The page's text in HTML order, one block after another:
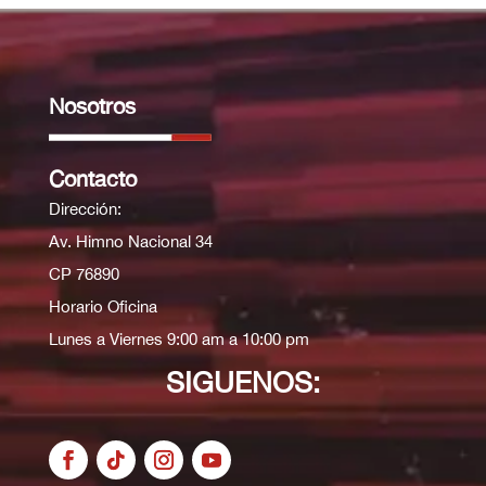
Nosotros
Contacto
Dirección:
Av. Himno Nacional 34
CP 76890
Horario Oficina
Lunes a Viernes 9:00 am a 10:00 pm
SIGUENOS: